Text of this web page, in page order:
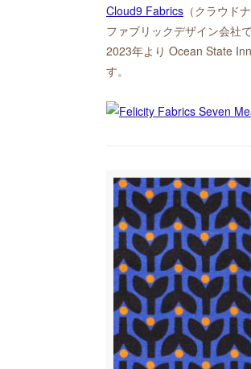
Cloud9 Fabrics （クラウド
ファブリックデザイン会社
2023年より Ocean State
す。